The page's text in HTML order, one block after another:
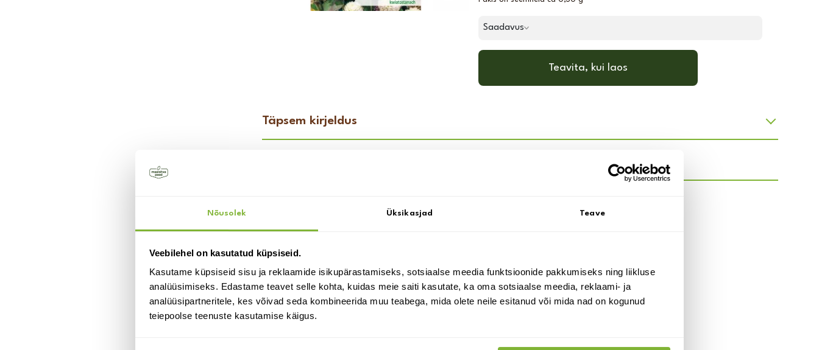
Nõusolek Üksikasjad Teave
Veebilehel on kasutatud küpsiseid.
Kasutame küpsiseid sisu ja reklaamide isikupärastamiseks, sotsiaalse meedia funktsioonide pakkumiseks ning liikluse
analüüsimiseks. Edastame teavet selle kohta, kuidas meie saiti kasutate, ka oma sotsiaalse meedia, reklaami- ja
analüüsipartneritele, kes võivad seda kombineerida muu teabega, mida olete neile esitanud või mida nad on kogunud
teiepoolse teenuste kasutamise käigus.
Saadavus
Teavita, kui laos
Täpsem kirjeldus